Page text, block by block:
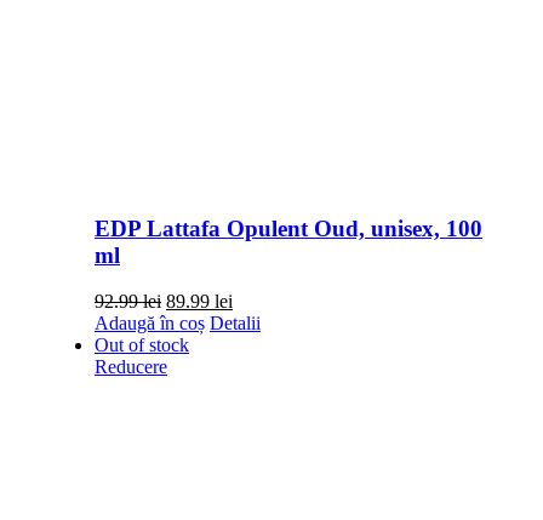
EDP Lattafa Opulent Oud, unisex, 100
ml
92.99lei Prețul
inițial
a
fost:
89.99 leiPrețul
curent
Adaugă în coș Detalii
Out of stock
Reducere